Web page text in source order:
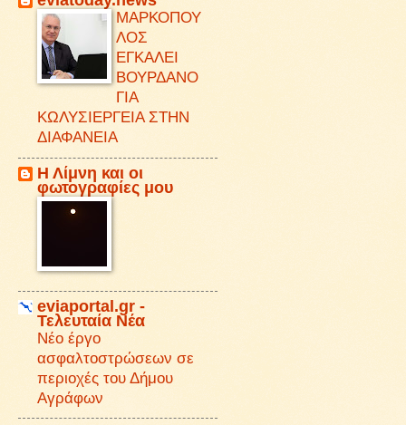
ΜΑΡΚΟΠΟΥ
ΛΟΣ
ΕΓΚΑΛΕΙ
ΒΟΥΡΔΑΝΟ
ΓΙΑ
ΚΩΛΥΣΙΕΡΓΕΙΑ ΣΤΗΝ
ΔΙΑΦΑΝΕΙΑ
Η Λίμνη και οι
φωτογραφίες μου
eviaportal.gr -
Τελευταία Νέα
Νέο έργο
ασφαλτοστρώσεων σε
περιοχές του Δήμου
Αγράφων